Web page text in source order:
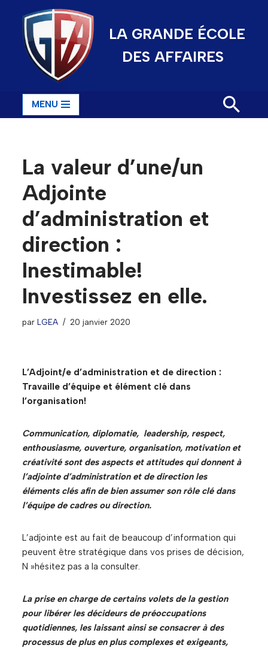
Aller
contenu
LA GRANDE ÉCOLE
DES AFFAIRES
MENU
La valeur d’une/un
Adjointe
d’administration et
direction :
Inestimable!
Investissez en elle.
parLGEA 20 janvier 2020
L’Adjoint/e d’administration et de direction :
Travaille d’équipe et élément clé dans
l’organisation!
Communication, diplomatie, leadership, respect,
enthousiasme, ouverture, organisation, motivation et
créativité sont des aspects et attitudes qui donnent à
l’adjointe d’administration et de direction les
éléments clés afin de bien assumer son rôle clé dans
l’équipe de cadres ou direction.
L’adjointe est au fait de beaucoup d’information qui
peuvent être stratégique dans vos prises de décision,
N »hésitez pas a la consulter.
La prise en charge de certains volets de la gestion
pour libérer les décideurs de préoccupations
quotidiennes, les laissant ainsi se consacrer à des
processus de plus en plus complexes et exigeants,